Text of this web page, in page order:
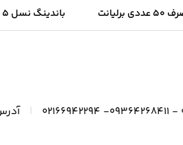
آینه یکبار مصرف 50 عددی برلیانت
Brilliant
باندینگ نسل 5 کولزر Kulzer